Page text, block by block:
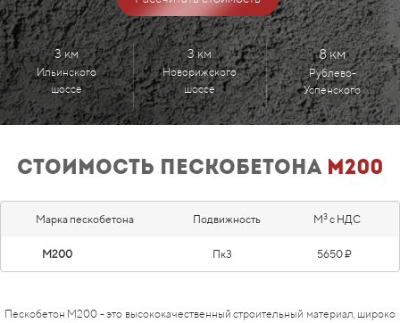
3 км
Ильинского
шоссе
3 км
Новорижского
шоссе
8 км
Рублево-
Успенского
Стоимость пескобетона м200
Марка пескобетона Подвижность М3с НДС
М200 Пк3 5650 ₽
Пескобетон М200 - это высококачественный строительный материал, широко